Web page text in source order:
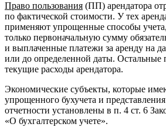
Право пользования (ПП) арендатора
по фактической стоимости. У тех
применяют упрощенные способы
только первоначальную сумму
и выплаченные платежи за аренду на
или до определенной даты.
текущие расходы арендатора.
Экономические субъекты, которые
упрощенного бухучета и
отчетности установлены в п. 4 ст. 6
«О бухгалтерском учете».